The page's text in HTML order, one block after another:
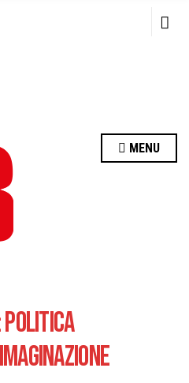
MENU